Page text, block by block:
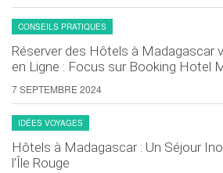
CONSEILS PRATIQUES
Réserver des Hôtels à Madagascar
en Ligne : Focus sur Booking Hotel
7 SEPTEMBRE 2024
IDÉES VOYAGES
Hôtels à Madagascar : Un Séjour
l’Île Rouge